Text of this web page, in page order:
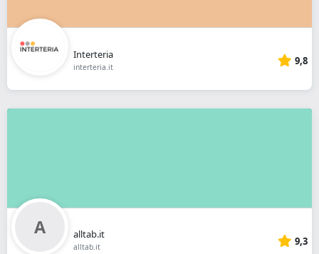
Interteria
interteria.it 9,8
alltab.it
alltab.it 9,3